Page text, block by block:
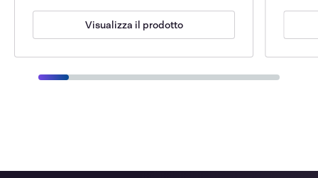
Visualizza il prodotto